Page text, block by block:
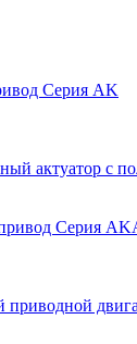
Серия AK
актуатор с
Серия
приводной